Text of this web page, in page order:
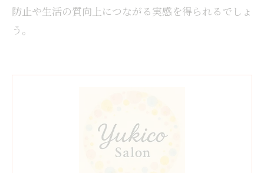
防止や生活の質向上につながる実感を得られるでしょ
う。